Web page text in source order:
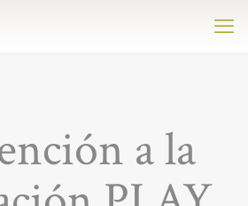
a la